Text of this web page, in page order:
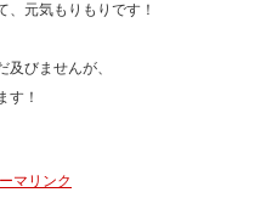
、元気もりもりです！
及びませんが、
す！
マリンク